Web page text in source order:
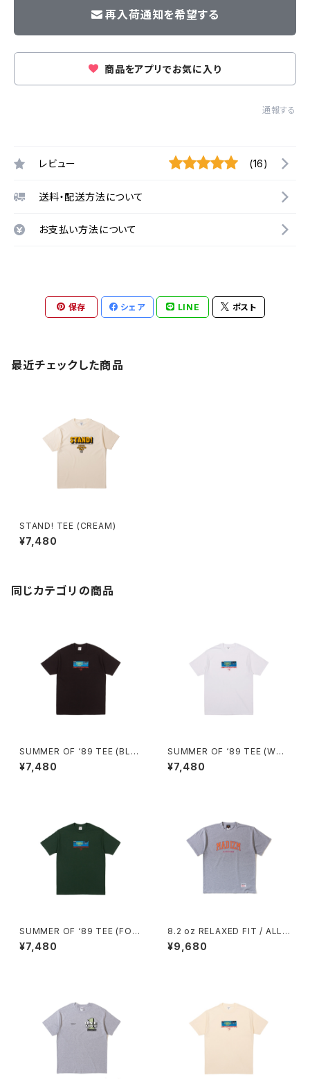
再入荷通知を希望する
商品をアプリでお気に入り
通報する
レビュー (16)
送料・配送方法について
お支払い方法について
保存 シェア LINE ポスト
最近チェックした商品
STAND! TEE (CREAM)
¥7,480
同じカテゴリの商品
SUMMER OF ‘89 TEE (BLA
CK)
¥7,480
SUMMER OF ‘89 TEE (WHI
TE)
¥7,480
SUMMER OF ‘89 TEE (FOR
EST)
¥7,480
8.2 oz RELAXED FIT / ALL
WE DO TEE (HEATHER GRE
Y)
¥9,680